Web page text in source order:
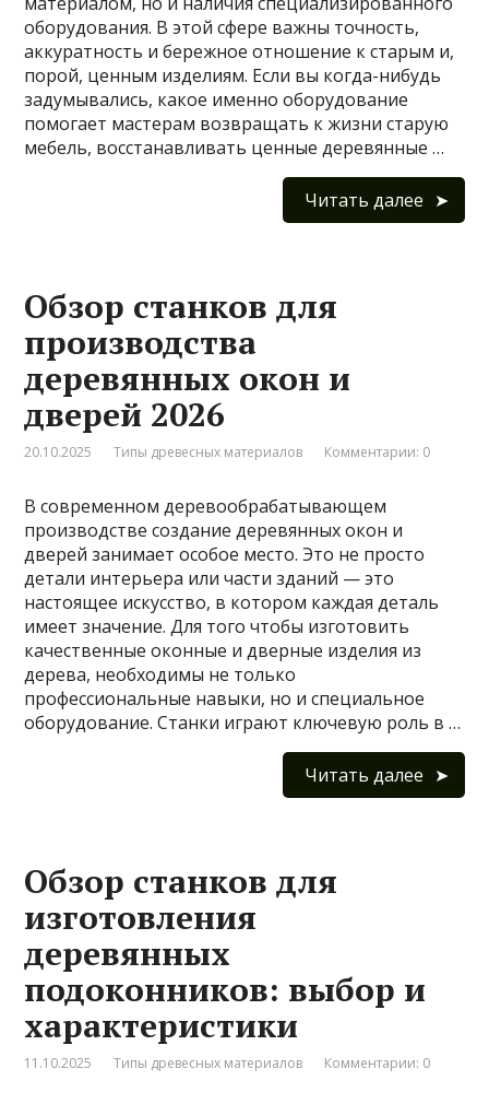
оборудования. В этой сфере важны точность,
аккуратность и бережное отношение к старым и,
порой, ценным изделиям. Если вы когда-нибудь
задумывались, какое именно оборудование
помогает мастерам возвращать к жизни старую
мебель, восстанавливать ценные деревянные …
Читать далее
Обзор станков для
производства
деревянных окон и
дверей 2026
20.10.2025 Типы древесных материалов Комментарии: 0
В современном деревообрабатывающем
производстве создание деревянных окон и
дверей занимает особое место. Это не просто
детали интерьера или части зданий — это
настоящее искусство, в котором каждая деталь
имеет значение. Для того чтобы изготовить
качественные оконные и дверные изделия из
дерева, необходимы не только
профессиональные навыки, но и специальное
оборудование. Станки играют ключевую роль в …
Читать далее
Обзор станков для
изготовления
деревянных
подоконников: выбор и
характеристики
11.10.2025 Типы древесных материалов Комментарии: 0